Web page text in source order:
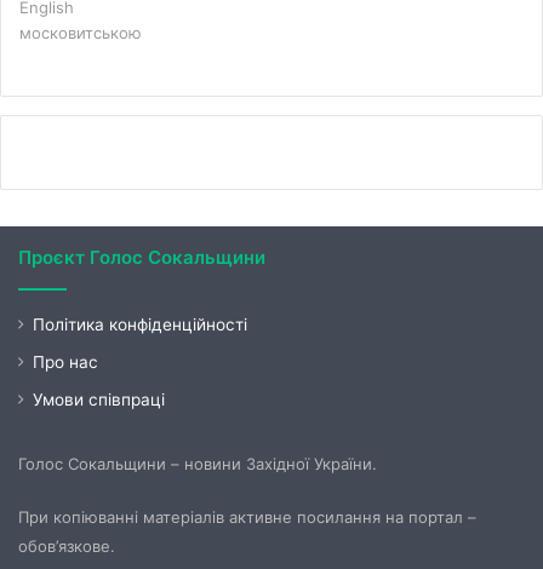
English
московитською
Проєкт Голос Сокальщини
Політика конфіденційності
Про нас
Умови співпраці
Голос Сокальщини – новини Західної України.
При копіюванні матеріалів активне посилання на портал –
обов’язкове.